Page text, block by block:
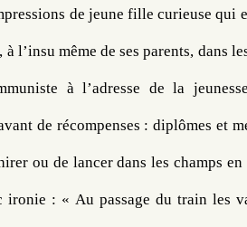
de jeune fille curieuse qui
à l’insu même de ses parents, dans
à l’adresse de la
de récompenses : diplômes et
ou de lancer dans les champs
ironie : « Au passage du train les